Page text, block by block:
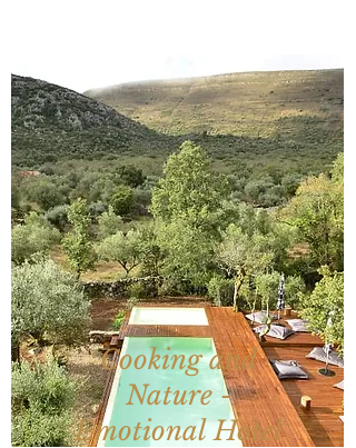
Cooking and
Nature -
Emotional Hotel